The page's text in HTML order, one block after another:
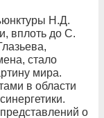
Н.Д.
вплоть до С.
стало
мира.
в области
о